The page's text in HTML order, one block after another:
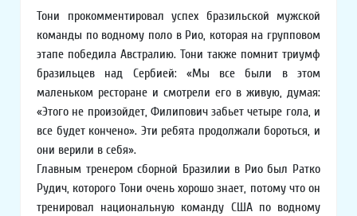
Тони прокомментировал успех бразильской мужской
команды по водному поло в Рио, которая на групповом
этапе победила Австралию. Тони также помнит триумф
бразильцев над Сербией: «Мы все были в этом
маленьком ресторане и смотрели его в живую, думая:
«Этого не произойдет, Филипович забьет четыре гола, и
все будет кончено». Эти ребята продолжали бороться, и
они верили в себя».
Главным тренером сборной Бразилии в Рио был Ратко
Рудич, которого Тони очень хорошо знает, потому что он
тренировал национальную команду США по водному